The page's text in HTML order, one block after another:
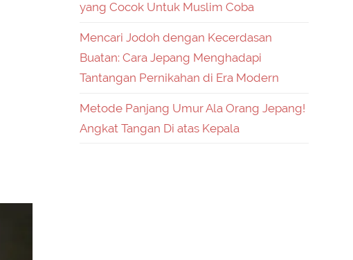
yang Cocok Untuk Muslim Coba
Mencari Jodoh dengan Kecerdasan
Buatan: Cara Jepang Menghadapi
Tantangan Pernikahan di Era Modern
Metode Panjang Umur Ala Orang Jepang!
Angkat Tangan Di atas Kepala